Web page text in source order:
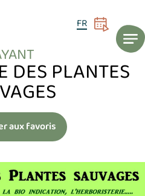
FR
DES PLANTES
aux favoris